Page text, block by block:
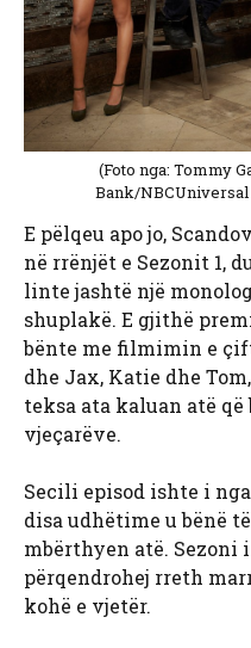
(Foto nga: Tommy
Bank/
E pëlqeu apo jo,
në rrënjët e Sezonit 1,
linte jashtë një
shuplakë. E gjithë
bënte me filmimin e
dhe Jax, Katie dhe
teksa ata kaluan atë që
vjeçarëve.
Secili episod ishte i
disa udhëtime u bënë
mbërthyen atë. Sezoni
përqendrohej rreth
kohë e vjetër.